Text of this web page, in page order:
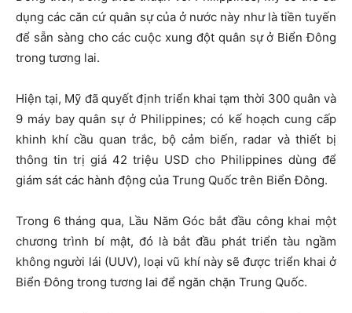
dụng các căn cứ quân sự của ở nước này như là tiền tuyến
để sẵn sàng cho các cuộc xung đột quân sự ở Biển Đông
trong tương lai.
Hiện tại, Mỹ đã quyết định triển khai tạm thời 300 quân và
9 máy bay quân sự ở Philippines; có kế hoạch cung cấp
khinh khí cầu quan trắc, bộ cảm biến, radar và thiết bị
thông tin trị giá 42 triệu USD cho Philippines dùng để
giám sát các hành động của Trung Quốc trên Biển Đông.​
Trong 6 tháng qua, Lầu Năm Góc bắt đầu công khai một
chương trình bí mật, đó là bắt đầu phát triển tàu ngầm
không người lái (UUV), loại vũ khí này sẽ được triển khai ở
Biển Đông trong tương lai để ngăn chặn Trung Quốc.